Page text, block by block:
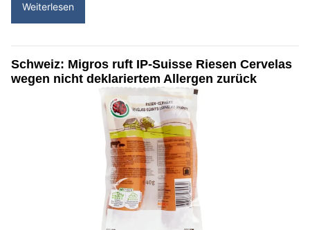
Weiterlesen
Schweiz: Migros ruft IP-Suisse Riesen Cervelas
wegen nicht deklariertem Allergen zurück